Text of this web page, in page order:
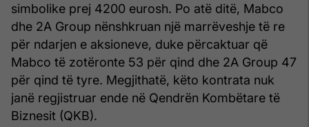
simbolike prej 4200 eurosh. Po atë ditë, Mabco
dhe 2A Group nënshkruan një marrëveshje të re
për ndarjen e aksioneve, duke përcaktuar që
Mabco të zotëronte 53 për qind dhe 2A Group 47
për qind të tyre. Megjithatë, këto kontrata nuk
janë regjistruar ende në Qendrën Kombëtare të
Biznesit (QKB).